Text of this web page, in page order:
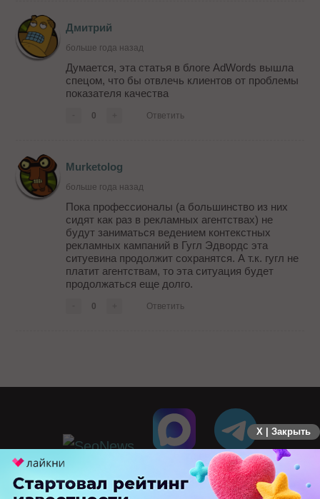
Дмитрий
больше года назад
Думается, эта статья в блоге AdWords вышла
спецом, что бы отвлечь клиентов от проблемы
показателя качества
0 Ответить
Murketolog
больше года назад
Пока профессионалы (а большинство из них
сидят как раз в рекламных агентствах) не
будут заниматься ведением контекстных
рекламных кампаний в Гугл Эдвордс эта
ситуевина продолжит сохранятся. А т.к. гугл не
платит агентствам, то эта ситуация будет
продолжаться еще долго.
0 Ответить
X | Закрыть
ПЕРЕЙТИ НА ПОЛНУЮ ВЕРСИЮ